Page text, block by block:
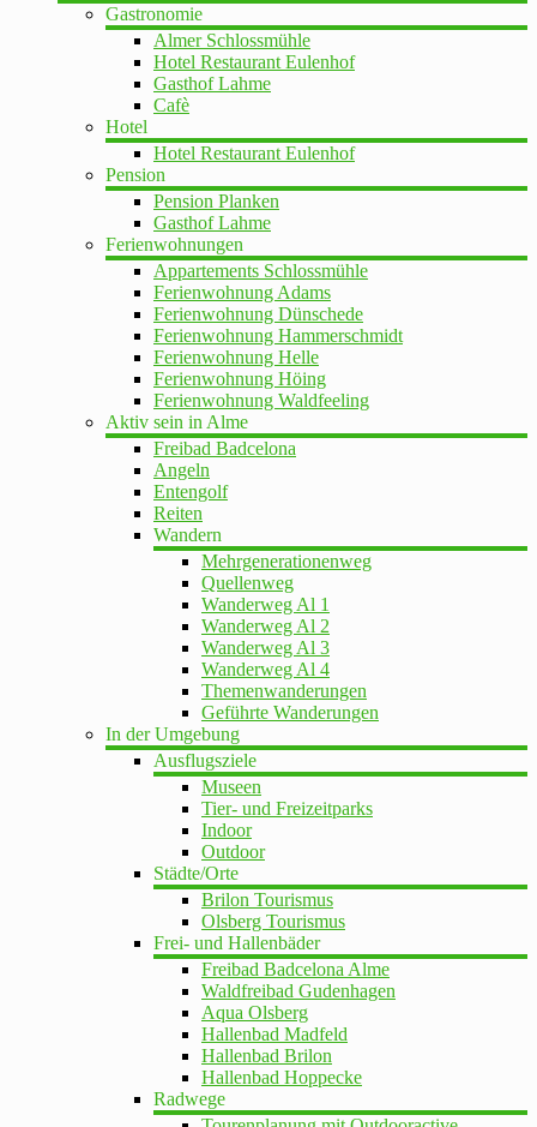
Gastronomie
Almer Schlossmühle
Hotel Restaurant Eulenhof
Gasthof Lahme
Cafè
Hotel
Hotel Restaurant Eulenhof
Pension
Pension Planken
Gasthof Lahme
Ferienwohnungen
Appartements Schlossmühle
Ferienwohnung Adams
Ferienwohnung Dünschede
Ferienwohnung Hammerschmidt
Ferienwohnung Helle
Ferienwohnung Höing
Ferienwohnung Waldfeeling
Aktiv sein in Alme
Freibad Badcelona
Angeln
Entengolf
Reiten
Wandern
Mehrgenerationenweg
Quellenweg
Wanderweg Al 1
Wanderweg Al 2
Wanderweg Al 3
Wanderweg Al 4
Themenwanderungen
Geführte Wanderungen
In der Umgebung
Ausflugsziele
Museen
Tier- und Freizeitparks
Indoor
Outdoor
Städte/Orte
Brilon Tourismus
Olsberg Tourismus
Frei- und Hallenbäder
Freibad Badcelona Alme
Waldfreibad Gudenhagen
Aqua Olsberg
Hallenbad Madfeld
Hallenbad Brilon
Hallenbad Hoppecke
Radwege